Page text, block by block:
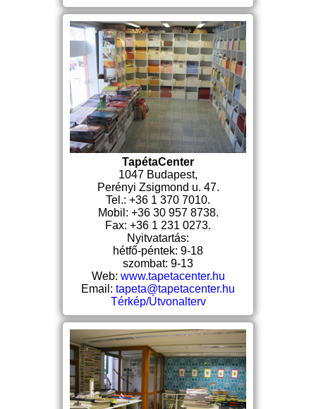
TapétaCenter
1047 Budapest,
Perényi Zsigmond u. 47.
Tel.: +36 1 370 7010.
Mobil: +36 30 957 8738.
Fax: +36 1 231 0273.
Nyitvatartás:
hétfő-péntek: 9-18
szombat: 9-13
Web: www.tapetacenter.hu
Email: tapeta@tapetacenter.hu
Térkép/Útvonalterv